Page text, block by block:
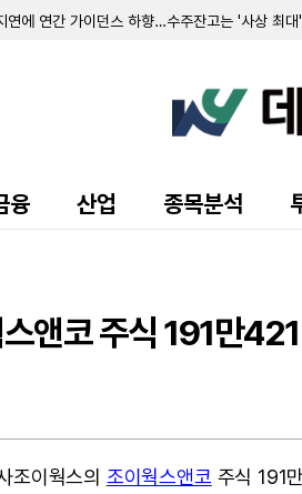
연에 연간 가이던스 하향…수주잔고는 '사상 최대'
순이익 6399만 달러... 미국 포트폴리오 매입
출·ARR 사상 최대…연간 전망치 상향
흑자 전환…광고 및 커넥티드 카 사업 순항
손실 줄었으나 '계속기업 존속' 의문 제기
성장한 31억 달러…패션 플랫폼 '디팝' 인수 완료
순손실 4340만 달러…제조시설 임대 종료 영향
융 산업 종목분석
스앤코 주식 191만
조이웍스의 조이웍스앤코 주식 191